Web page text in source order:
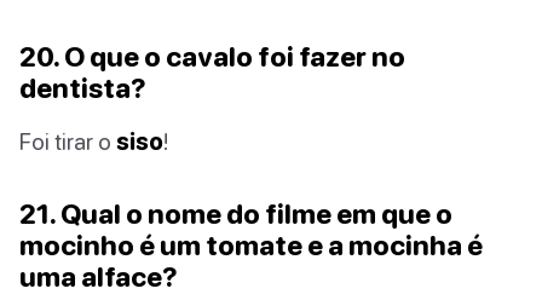
20. O que o cavalo foi fazer no
dentista?
Foi tirar o siso!
21. Qual o nome do filme em que o
mocinho é um tomate e a mocinha é
uma alface?